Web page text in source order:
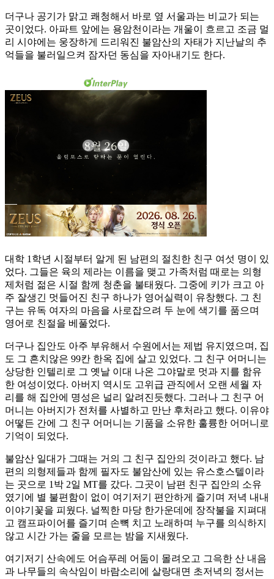
더구나 공기가 맑고 쾌청해서 바로 옆 서울과는 비교가 되는
곳이었다. 아파트 앞에는 용암천이라는 개울이 흐르고 조금 멀
리 시야에는 웅장하게 드리워진 불암산의 자태가 지난날의 추
억들을 불러일으켜 잠자던 동심을 자아내기도 한다.
대학 1학년 시절부터 알게 된 남편의 절친한 친구 여섯 명이 있
었다. 그들은 육의 제라는 이름을 맺고 가족처럼 때로는 의형
제처럼 젊은 시절 함께 청춘을 불태웠다. 그중에 키가 크고 아
주 잘생긴 멋들어진 친구 하나가 영어실력이 유창했다. 그 친
구는 유독 여자의 마음을 사로잡으려 두 눈에 색기를 품으며
영어로 친절을 베풀었다.
더구나 집안도 아주 부유해서 수원에서는 제법 유지였으며, 집
도 그 흔치않은 99칸 한옥 집에 살고 있었다. 그 친구 어머니는
상당한 인텔리로 그 옛날 이대 나온 그야말로 멋과 지를 함유
한 여성이었다. 아버지 역시도 고위급 관직에서 오랜 세월 자
리를 해 집안에 명성은 널리 알려진듯했다. 그러나 그 친구 어
머니는 아버지가 전처를 사별하고 만난 후처라고 했다. 이유야
어떻든 간에 그 친구 어머니는 기품을 소유한 훌륭한 어머니로
기억이 되었다.
불암산 일대가 그때는 거의 그 친구 집안의 것이라고 했다. 남
편의 의형제들과 함께 필자도 불암산에 있는 유스호스텔이라
는 곳으로 1박 2일 MT를 갔다. 그곳이 남편 친구 집안의 소유
였기에 별 불편함이 없이 여기저기 편안하게 즐기며 저녁 내내
이야기꽃을 피웠다. 널찍한 마당 한가운데에 장작불을 지펴대
고 캠프파이어를 즐기며 손뼉 치고 노래하며 누구를 의식하지
않고 시간 가는 줄을 모르는 밤을 지새웠다.
여기저기 산속에도 어슴푸레 어둠이 몰려오고 그윽한 산 내음
과 나무들의 속삭임이 바람소리에 살랑대면 초저녁의 정서는